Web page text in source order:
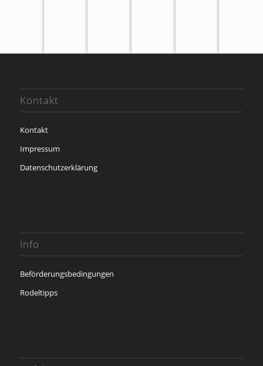
Kontakt
Kontakt
Impressum
Datenschutzerklärung
Info
Beförderungsbedingungen
Rodeltipps